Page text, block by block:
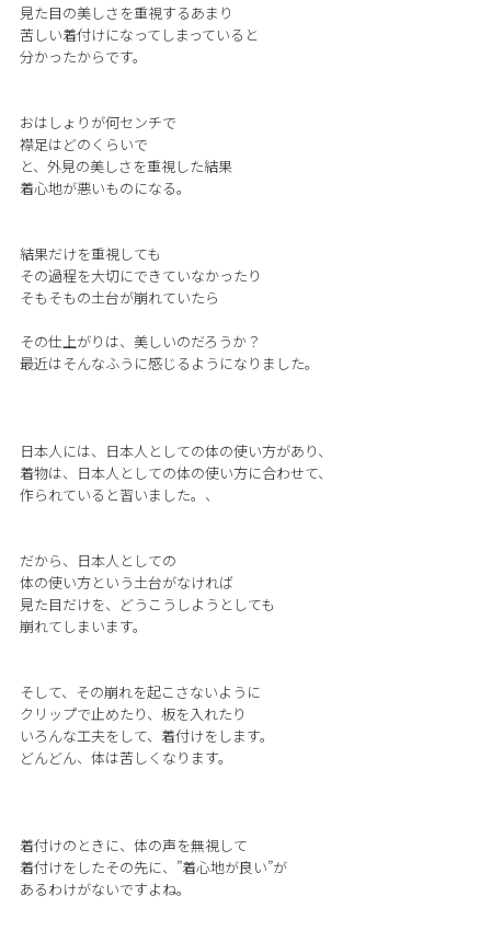
見た目の美しさを重視するあまり
苦しい着付けになってしまっていると
分かったからです。
おはしょりが何センチで
襟足はどのくらいで
と、外見の美しさを重視した結果
着心地が悪いものになる。
結果だけを重視しても
その過程を大切にできていなかったり
そもそもの土台が崩れていたら
その仕上がりは、美しいのだろうか？
最近はそんなふうに感じるようになりました。
日本人には、日本人としての体の使い方があり、
着物は、日本人としての体の使い方に合わせて、
作られていると習いました。、
だから、日本人としての
体の使い方という土台がなければ
見た目だけを、どうこうしようとしても
崩れてしまいます。
そして、その崩れを起こさないように
クリップで止めたり、板を入れたり
いろんな工夫をして、着付けをします。
どんどん、体は苦しくなります。
着付けのときに、体の声を無視して
着付けをしたその先に、”着心地が良い”が
あるわけがないですよね。